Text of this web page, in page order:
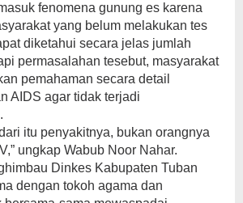
fenomena gunung es karena
yang belum melakukan tes
diketahui secara jelas jumlah
permasalahan tesebut, masyarakat
pemahaman secara detail
AIDS agar tidak terjadi
itu penyakitnya, bukan orangnya
ungkap Wabub Noor Nahar.
Dinkes Kabupaten Tuban
dengan tokoh agama dan